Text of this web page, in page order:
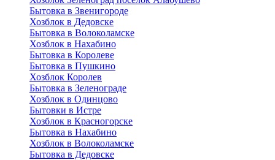
Бытовка в Звенигороде
Хозблок в Дедовске
Бытовка в Волоколамске
Хозблок в Нахабино
Бытовка в Королеве
Бытовкa в Пушкино
Хозблок Королев
Бытовка в Зеленограде
Хозблок в Одинцово
Бытовки в Истре
Хозблок в Красногорске
Бытовка в Нахабино
Хозблок в Волоколамске
Бытовкa в Дедовске